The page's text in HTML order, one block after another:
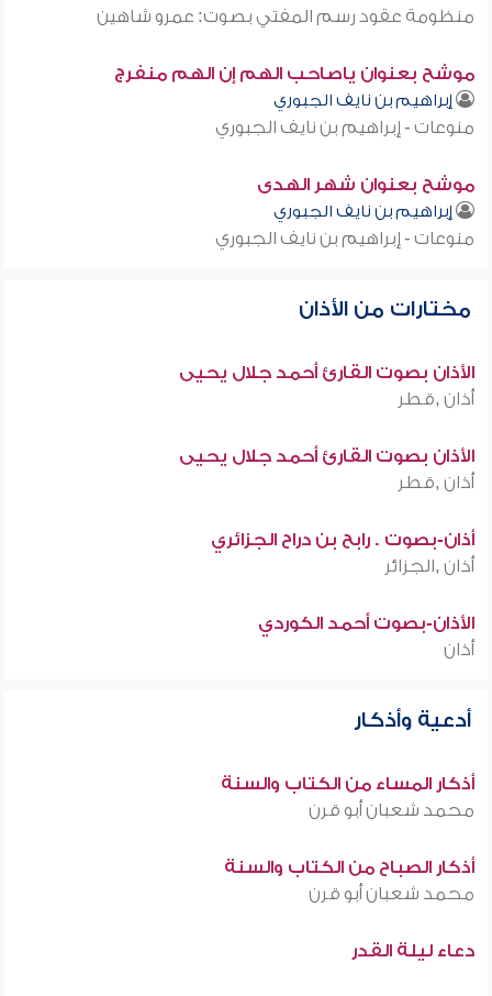
منظومة عقود رسم المفتي بصوت: عمرو شاهين
موشح بعنوان ياصاحب الهم إن الهم منفرج
إبراهيم بن نايف الجبوري
منوعات - إبراهيم بن نايف الجبوري
موشح بعنوان شهر الهدى
إبراهيم بن نايف الجبوري
منوعات - إبراهيم بن نايف الجبوري
مختارات من الأذان
الأذان بصوت القارئ أحمد جلال يحيى
أذان ,قطر
الأذان بصوت القارئ أحمد جلال يحيى
أذان ,قطر
أذان-بصوت . رابح بن دراح الجزائري
أذان ,الجزائر
الأذان-بصوت أحمد الكوردي
أذان
أدعية وأذكار
أذكار المساء من الكتاب والسنة
محمد شعبان أبو قرن
أذكار الصباح من الكتاب والسنة
محمد شعبان أبو قرن
دعاء ليلة القدر